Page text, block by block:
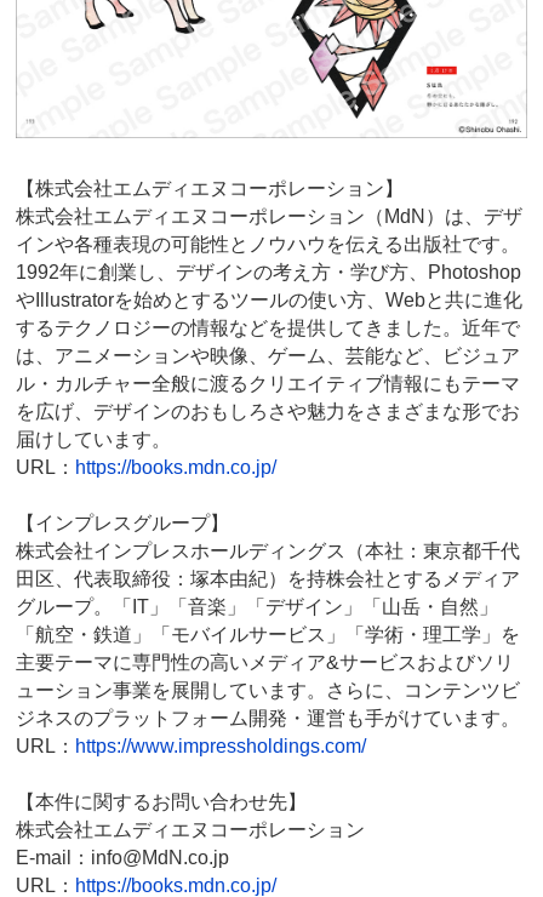
【株式会社エムディエヌコーポレーション】
株式会社エムディエヌコーポレーション（MdN）は、デザ
インや各種表現の可能性とノウハウを伝える出版社です。
1992年に創業し、デザインの考え方・学び方、Photoshop
やIllustratorを始めとするツールの使い方、Webと共に進化
するテクノロジーの情報などを提供してきました。近年で
は、アニメーションや映像、ゲーム、芸能など、ビジュア
ル・カルチャー全般に渡るクリエイティブ情報にもテーマ
を広げ、デザインのおもしろさや魅力をさまざまな形でお
届けしています。
URL： https://books.mdn.co.jp/
【インプレスグループ】
株式会社インプレスホールディングス（本社：東京都千代
田区、代表取締役：塚本由紀）を持株会社とするメディア
グループ。「IT」「音楽」「デザイン」「山岳・自然」
「航空・鉄道」「モバイルサービス」「学術・理工学」を
主要テーマに専門性の高いメディア&サービスおよびソリ
ューション事業を展開しています。さらに、コンテンツビ
ジネスのプラットフォーム開発・運営も手がけています。
URL： https://www.impressholdings.com/
【本件に関するお問い合わせ先】
株式会社エムディエヌコーポレーション
E-mail：info@MdN.co.jp
URL： https://books.mdn.co.jp/